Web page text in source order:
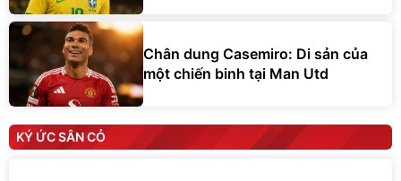
Chân dung Casemiro: Di sản của
một chiến binh tại Man Utd
KÝ ỨC SÂN CỎ